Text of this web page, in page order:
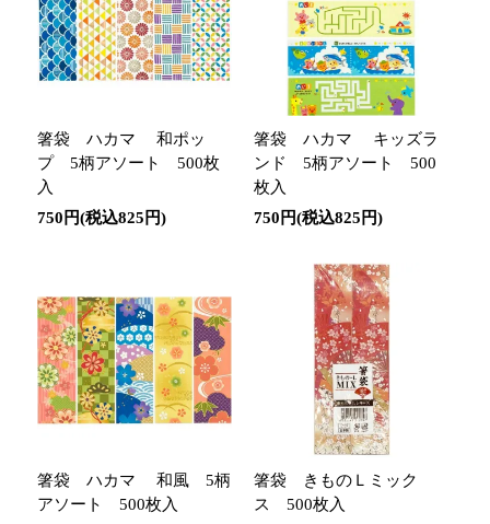
箸袋 ハカマ 和ポッ
プ 5柄アソート 500枚
入
750円(税込825円)
箸袋 ハカマ キッズラ
ンド 5柄アソート 500
枚入
750円(税込825円)
箸袋 ハカマ 和風 5柄
アソート 500枚入
箸袋 きものＬミック
ス 500枚入